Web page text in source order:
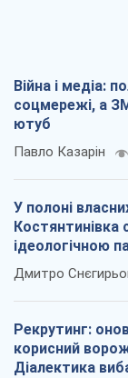
Війна і медіа:
соцмережі, а
ютуб
Павло Казарін
У полоні
ідеологічною
окупантів
Дмитро
Рекрутинг:
корисний
Діалектика